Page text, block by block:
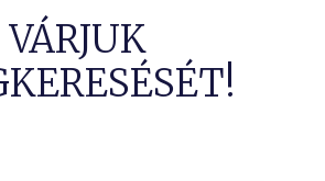
VÁRJUK